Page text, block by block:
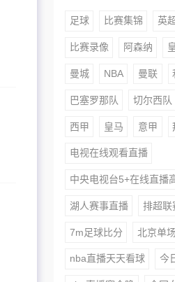
足球 比赛集锦 英
比赛录像 阿森纳
曼城 NBA 曼联
巴塞罗那队 切尔西队
西甲 皇马 意甲
电视在线观看直播
中央电视台5+在线直播
湖人赛事直播 排超联
7m足球比分 北京单
nba直播天天看球 今